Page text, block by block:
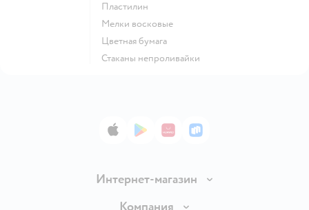
Пластилин
Мелки восковые
Цветная бумага
Стаканы непроливайки
App StoreGoogle Play
AppGallery
RuStore
Интернет-магазин
Доставка и оплата